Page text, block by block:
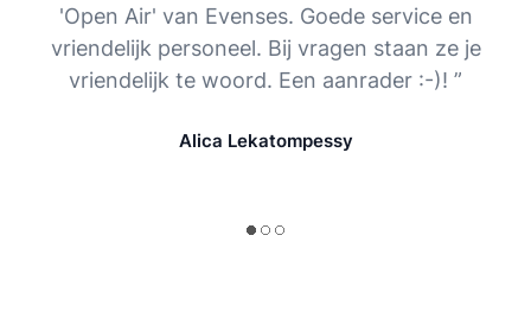
'Open Air' van Evenses. Goede service en
vriendelijk personeel. Bij vragen staan ze je
vriendelijk te woord. Een aanrader :-)! ”
Alica Lekatompessy